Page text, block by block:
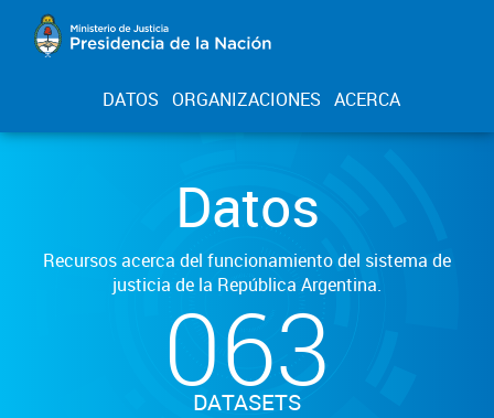
DATOS ORGANIZACIONES ACERCA
Datos
Recursos acerca del funcionamiento del sistema de
justicia de la República Argentina.
063
DATASETS